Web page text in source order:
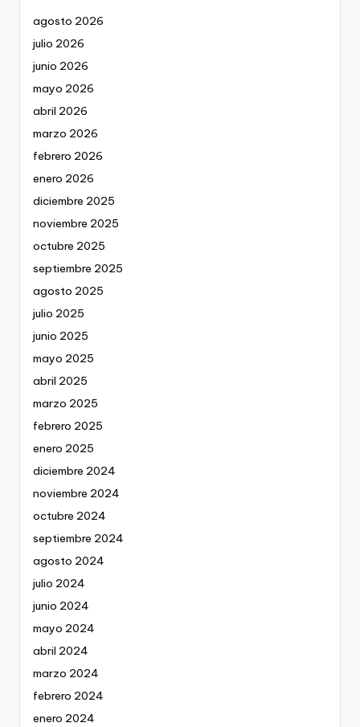
agosto 2026
julio 2026
junio 2026
mayo 2026
abril 2026
marzo 2026
febrero 2026
enero 2026
diciembre 2025
noviembre 2025
octubre 2025
septiembre 2025
agosto 2025
julio 2025
junio 2025
mayo 2025
abril 2025
marzo 2025
febrero 2025
enero 2025
diciembre 2024
noviembre 2024
octubre 2024
septiembre 2024
agosto 2024
julio 2024
junio 2024
mayo 2024
abril 2024
marzo 2024
febrero 2024
enero 2024